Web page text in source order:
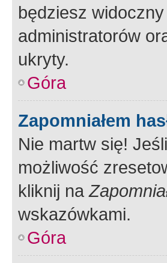
będziesz
administratorów
ukryty.
Góra
Zapomniałem
Nie martw się!
możliwość
kliknij na
wskazówkami.
Góra